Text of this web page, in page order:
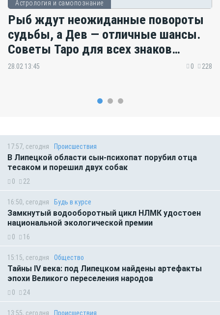
Астрология и самопознание
Рыб ждут неожиданные повороты
судьбы, а Дев — отличные шансы.
Советы Таро для всех знаков
зодиака
28.02 13:45 0 228
17:57, сегодня Происшествия
В Липецкой области сын-психопат порубил отца
тесаком и порешил двух собак
0 22
16:50, сегодня Будь в курсе
Замкнутый водооборотный цикл НЛМК удостоен
национальной экологической премии
0 16
15:15, сегодня Общество
Тайны IV века: под Липецком найдены артефакты
эпохи Великого переселения народов
0 24
13:55, сегодня Происшествия